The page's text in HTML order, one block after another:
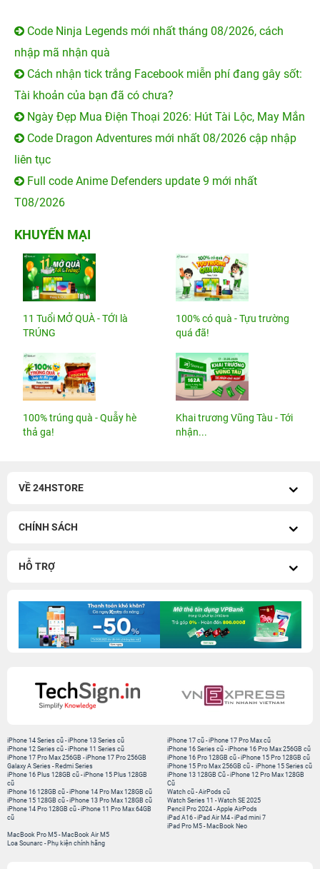
Code Ninja Legends mới nhất tháng 08/2026, cách
nhập mã nhận quà
Cách nhận tick trắng Facebook miễn phí đang gây sốt:
Tài khoản của bạn đã có chưa?
Ngày Đẹp Mua Điện Thoại 2026: Hút Tài Lộc, May Mắn
Code Dragon Adventures mới nhất 08/2026 cập nhập
liên tục
Full code Anime Defenders update 9 mới nhất
T08/2026
KHUYẾN MẠI
11 Tuổi MỞ QUÀ - TỚI là
TRÚNG
100% có quà - Tựu trường
quá đã!
100% trúng quà - Quẫy hè
thả ga!
Khai trương Vũng Tàu - Tới
nhận...
VỀ 24HSTORE
CHÍNH SÁCH
HỖ TRỢ
iPhone 14 Series cũ -iPhone 13 Series cũ
iPhone 12 Series cũ -iPhone 11 Series cũ
iPhone 17 Pro Max 256GB -iPhone 17 Pro 256GB
Galaxy A Series - Redmi Series
iPhone 17 cũ -iPhone 17 Pro Max cũ
iPhone 16 Series cũ - iPhone 16 Pro Max 256GB cũ
iPhone 16 Pro 128GB cũ -iPhone 15 Pro 128GB cũ
iPhone 15 Pro Max 256GB cũ - iPhone 15 Series cũ
iPhone 16 Plus 128GB cũ -iPhone 15 Plus 128GB
cũ
iPhone 16 128GB cũ -iPhone 14 Pro Max 128GB cũ
iPhone 15 128GB cũ -iPhone 13 Pro Max 128GB cũ
iPhone 14 Pro 128GB cũ -iPhone 11 Pro Max 64GB
cũ
iPhone 13 128GB Cũ -iPhone 12 Pro Max 128GB
Cũ
Watch cũ -AirPods cũ
Watch Series 11 -Watch SE 2025
Pencil Pro 2024 -Apple AirPods
iPad A16 -iPad Air M4 -iPad mini 7
iPad Pro M5 - MacBook Neo
MacBook Pro M5 - MacBook Air M5
Loa Sounarc - Phụ kiện chính hãng